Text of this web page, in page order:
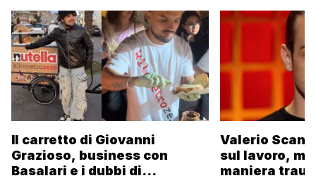
Il carretto di Giovanni
Grazioso, business con
Basalari e i dubbi di
Valerio
sul lavoro,
maniera